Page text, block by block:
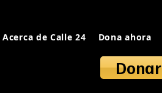
Acerca de Calle 24 Dona ahora
Donar